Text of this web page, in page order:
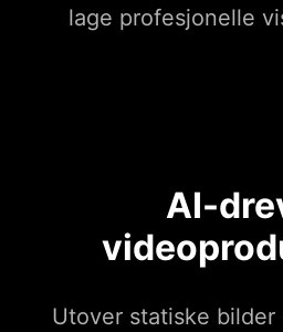
lage profesjonelle
AI-
Utover statiske bilder